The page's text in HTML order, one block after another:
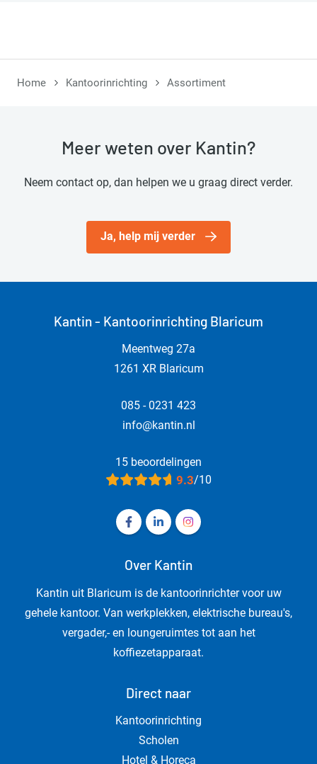
Home Kantoorinrichting Assortiment
Meer weten over Kantin?
Neem contact op, dan helpen we u graag direct verder.
Ja, help mij verder
Kantin - Kantoorinrichting Blaricum
Meentweg 27a
1261 XR Blaricum
085 - 0231 423
info@kantin.nl
15 beoordelingen
9.3/10
Volg ons op Facebook Kantin -
Volg ons op LinkedIn Kantin
Volg ons op Instagram
Over Kantin
Kantin uit Blaricum is de kantoorinrichter voor uw
gehele kantoor. Van werkplekken, elektrische bureau's,
vergader,- en loungeruimtes tot aan het
koffiezetapparaat.
Direct naar
Kantoorinrichting
Scholen
Hotel & Horeca